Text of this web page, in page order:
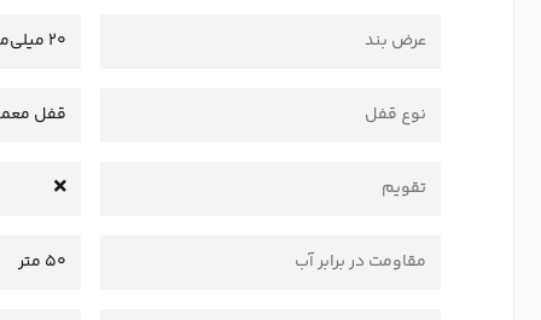
عرض بند 20 میلی‌متر
نوع قفل قفل
تقویم
مقاومت در برابر آب 50 متر